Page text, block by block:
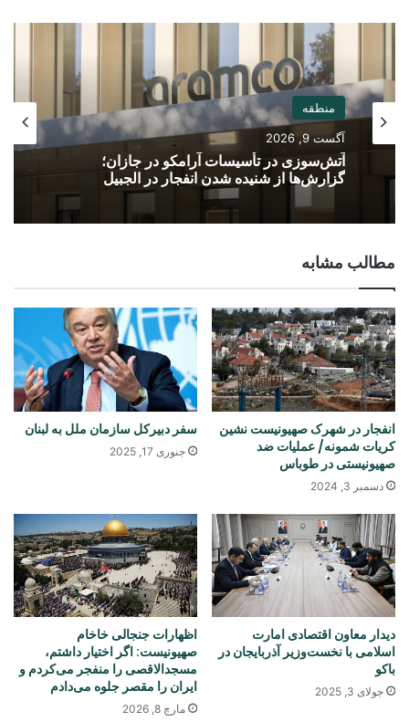
منطقه
آگست 9, 2026
آتش‌سوزی در تأسیسات آرامکو در جازان؛
گزارش‌ها از شنیده شدن انفجار در الجبیل
مطالب مشابه
انفجار در شهرک صهیونیست نشین
کریات شمونه/ عملیات ضد
صهیونیستی در طوباس
دسمبر 3, 2024
سفر دبیركل سازمان ملل به لبنان
جنوری 17, 2025
دیدار معاون اقتصادی امارت
اسلامی با نخست‌وزیر آذربایجان در
باکو
جولای 3, 2025
اظهارات جنجالی خاخام
صهیونیست: اگر اختیار داشتم،
مسجدالاقصی را منفجر می‌کردم و
ایران را مقصر جلوه می‌دادم
مارچ 8, 2026